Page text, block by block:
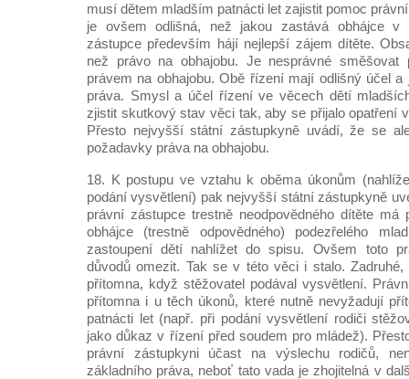
musí dětem mladším patnácti let zajistit pomoc
je ovšem odlišná, než jakou zastává obhájce v
zástupce především hájí nejlepší zájem dítěte.
než právo na obhajobu. Je nesprávné
právem na obhajobu. Obě řízení mají odlišný účel
práva. Smysl a účel řízení ve věcech dětí
zjistit skutkový stav věci tak, aby se přijalo opatření
Přesto nejvyšší státní zástupkyně uvádí, že se
požadavky práva na obhajobu.
18. K postupu ve vztahu k oběma úkonům
podání vysvětlení) pak nejvyšší státní zástupkyně
právní zástupce trestně neodpovědného dítěte má
obhájce (trestně odpovědného) podezřelého
zastoupení dětí nahlížet do spisu. Ovšem toto
důvodů omezit. Tak se v této věci i stalo.
přítomna, když stěžovatel podával vysvětlení.
přítomna i u těch úkonů, které nutně nevyžadují
patnácti let (např. při podání vysvětlení rodiči
jako důkaz v řízení před soudem pro mládež).
právní zástupkyni účast na výslechu rodičů,
základního práva, neboť tato vada je zhojitelná v